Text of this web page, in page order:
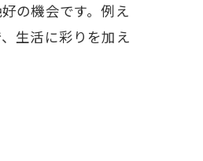
の機会です。例え
生活に彩りを加え